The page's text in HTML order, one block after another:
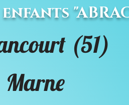
(51)
Marne